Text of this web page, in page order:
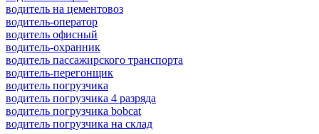
водитель на цементовоз
водитель-оператор
водитель офисный
водитель-охранник
водитель пассажирского транспорта
водитель-перегонщик
водитель погрузчика
водитель погрузчика 4 разряда
водитель погрузчика bobcat
водитель погрузчика на склад